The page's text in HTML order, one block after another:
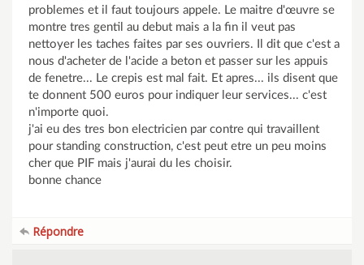
problemes et il faut toujours appele. Le maitre d'œuvre se
montre tres gentil au debut mais a la fin il veut pas
nettoyer les taches faites par ses ouvriers. Il dit que c'est a
nous d'acheter de l'acide a beton et passer sur les appuis
de fenetre... Le crepis est mal fait. Et apres... ils disent que
te donnent 500 euros pour indiquer leur services... c'est
n'importe quoi.
j'ai eu des tres bon electricien par contre qui travaillent
pour standing construction, c'est peut etre un peu moins
cher que PIF mais j'aurai du les choisir.
bonne chance
Répondre